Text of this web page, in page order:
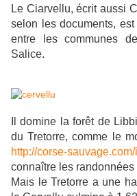
Le Ciarvellu, écrit aussi
selon les documents,
entre les communes
Salice.
Il domine la forêt de
du Tretorre, comme le
http://corse-
connaître les randonnées
Mais le Tretorre a une